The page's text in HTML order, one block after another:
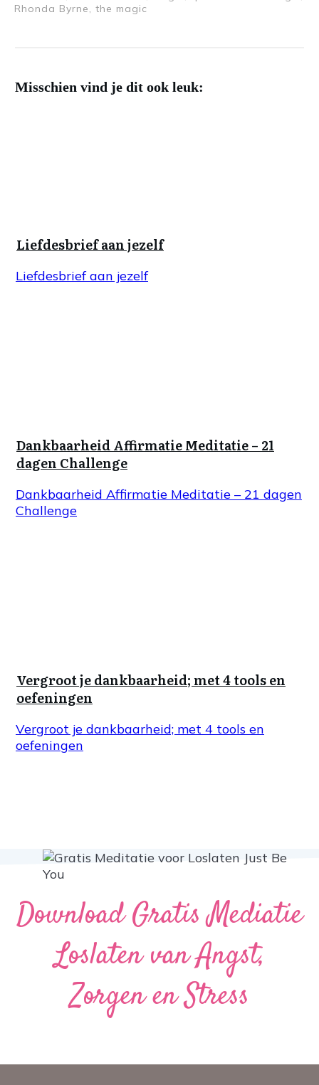
Rhonda Byrne, the magic
Misschien vind je dit ook leuk:
Liefdesbrief aan jezelf
Liefdesbrief aan jezelf
Dankbaarheid Affirmatie Meditatie – 21
dagen Challenge
Dankbaarheid Affirmatie Meditatie – 21 dagen
Challenge
Vergroot je dankbaarheid; met 4 tools en
oefeningen
Vergroot je dankbaarheid; met 4 tools en
oefeningen
Download Gratis Mediatie
Loslaten van Angst,
Zorgen en Stress